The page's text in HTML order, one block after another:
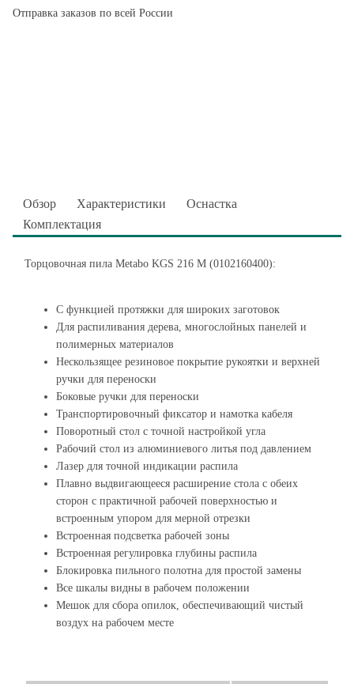
Отправка заказов по всей России
Обзор Характеристики
Оснастка
Комплектация
Торцовочная пила Metabo KGS 216 M (0102160400):
С функцией протяжки для широких заготовок
Для распиливания дерева, многослойных панелей и
полимерных материалов
Нескользящее резиновое покрытие рукоятки и верхней
ручки для переноски
Боковые ручки для переноски
Транспортировочный фиксатор и намотка кабеля
Поворотный стол с точной настройкой угла
Рабочий стол из алюминиевого литья под давлением
Лазер для точной индикации распила
Плавно выдвигающееся расширение стола с обеих
сторон с практичной рабочей поверхностью и
встроенным упором для мерной отрезки
Встроенная подсветка рабочей зоны
Встроенная регулировка глубины распила
Блокировка пильного полотна для простой замены
Все шкалы видны в рабочем положении
Мешок для сбора опилок, обеспечивающий чистый
воздух на рабочем месте